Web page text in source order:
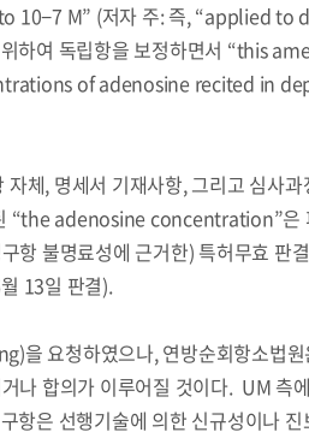
M” (저자 주: 즉, “applied to
위하여 독립항을 보정하면서 “this
of adenosine recited in
체, 명세서 기재사항, 그리고 심사
“the adenosine concentration”은
항 불명료성에 근거한) 특허무효 판
13일 판결).
을 요청하였으나, 연방순회항소법
나 합의가 이루어질 것이다. UM 측
항은 선행기술에 의한 신규성이나